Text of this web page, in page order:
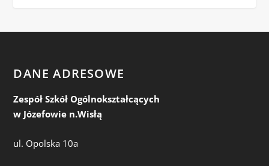
DANE ADRESOWE
Zespół Szkół Ogólnokształcących
w Józefowie n.Wisłą
ul. Opolska 10a